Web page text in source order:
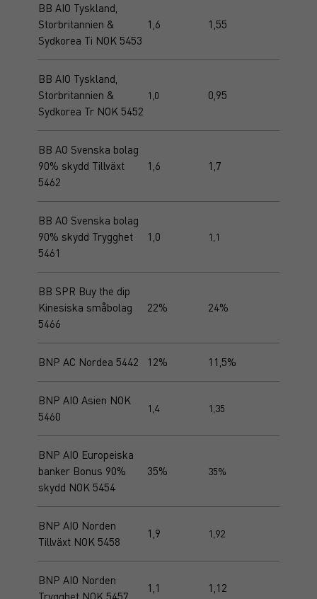
BB AIO Tyskland,
Storbritannien &
Sydkorea Ti NOK 5453
1,6 1,55
BB AIO Tyskland,
Storbritannien &
Sydkorea Tr NOK 5452
1,0 0,95
BB AO Svenska bolag
90% skydd Tillväxt
5462
1,6 1,7
BB AO Svenska bolag
90% skydd Trygghet
5461
1,0 1,1
BB SPR Buy the dip
Kinesiska småbolag
5466
22% 24%
BNP AC Nordea 5442 12% 11,5%
BNP AIO Asien NOK
5460
1,4 1,35
BNP AIO Europeiska
banker Bonus 90%
skydd NOK 5454
35% 35%
BNP AIO Norden
Tillväxt NOK 5458
1,9 1,92
BNP AIO Norden
Trygghet NOK 5457
1,1 1,12